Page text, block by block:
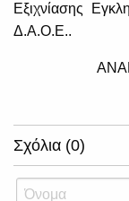
Εξιχνίασης
Δ.Α.Ο.Ε..
Σχόλια (0)